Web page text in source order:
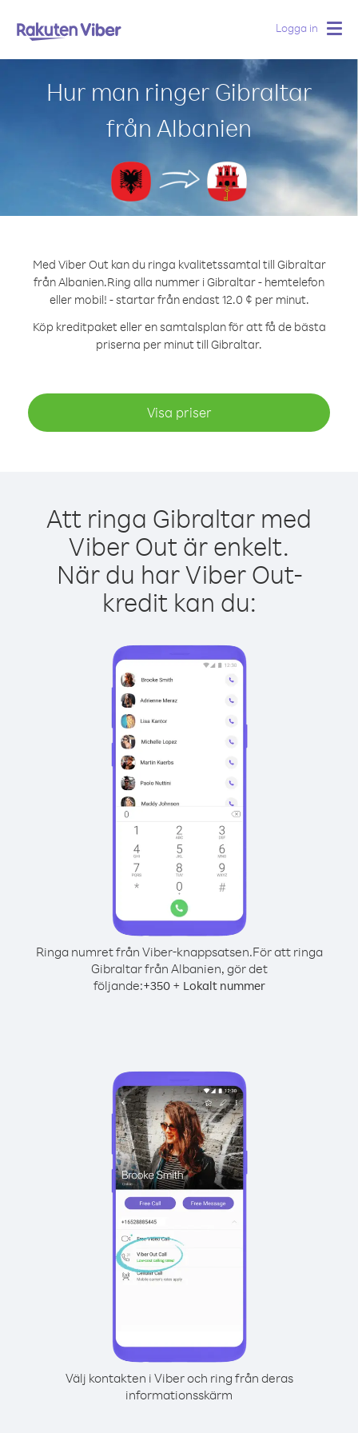
Logga in
Hur man ringer Gibraltar
från Albanien
Med Viber Out kan du ringa kvalitetssamtal till Gibraltar
från Albanien.Ring alla nummer i Gibraltar - hemtelefon
eller mobil! - startar från endast 12.0 ¢ per minut.
Köp kreditpaket eller en samtalsplan för att få de bästa
priserna per minut till Gibraltar.
Visa priser
Att ringa Gibraltar med
Viber Out är enkelt.
När du har Viber Out-
kredit kan du:
Ringa numret från Viber-knappsatsen.För att ringa
Gibraltar från Albanien, gör det
följande:+350+ Lokalt nummer
Välj kontakten i Viber och ring från deras
informationsskärm